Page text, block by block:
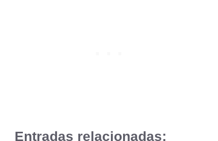
Entradas relacionadas: